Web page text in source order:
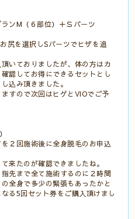
ンM（６部位）＋Ｓパーツ
尻を選択しSパーツでヒザを追
いておりましたが、体の方はカ
認してお得にできるセットとし
込み頂きました。
すので次回はヒゲとVIOでご予
２回施術後に全身脱毛のお申込
来たのが確認できましたね。
先まで全て施術するのに２時間
全身で多少の緊張もあったかと
る5回セット券をご購入頂けまし